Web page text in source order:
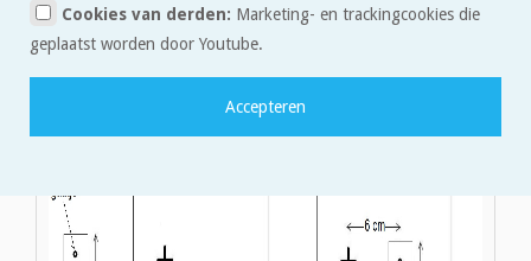
een gaatje met schaar of passerpunt (1).
- Zet een kruisteken op een groter vel papier (2).
Cookies van derden: Marketing- en trackingcookies die
geplaatst worden door Youtube.